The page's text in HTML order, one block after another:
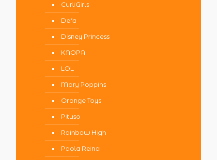
CurliGirls
Defa
Disney Princess
KNOPA
LOL
Mary Poppins
Orange Toys
Pituso
Rainbow High
Paola Reina